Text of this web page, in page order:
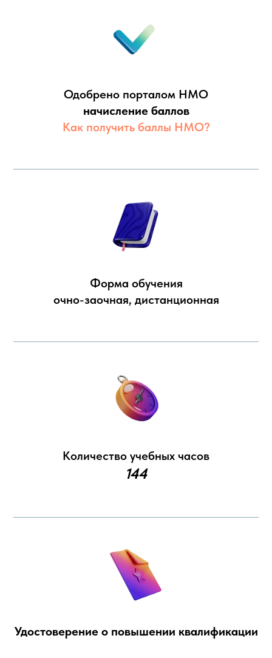
Одобрено порталом НМО
начисление баллов
Как получить баллы НМО?
Форма обучения
очно-заочная, дистанционная
Количество учебных часов
144
Удостоверение о повышении квалификации